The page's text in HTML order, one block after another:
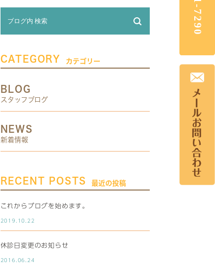
CATEGORY カテゴリー
BLOG
スタッフブログ
NEWS
新着情報
RECENT POSTS 最近の投稿
これからブログを始めます。
2019.10.22
休診日変更のお知らせ
2016.06.24